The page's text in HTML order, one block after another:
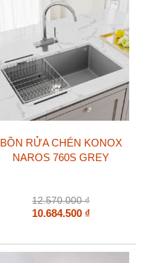
BỒN RỬA CHÉN KONOX
NAROS 760S GREY
12.570.000₫
10.684.500 ₫